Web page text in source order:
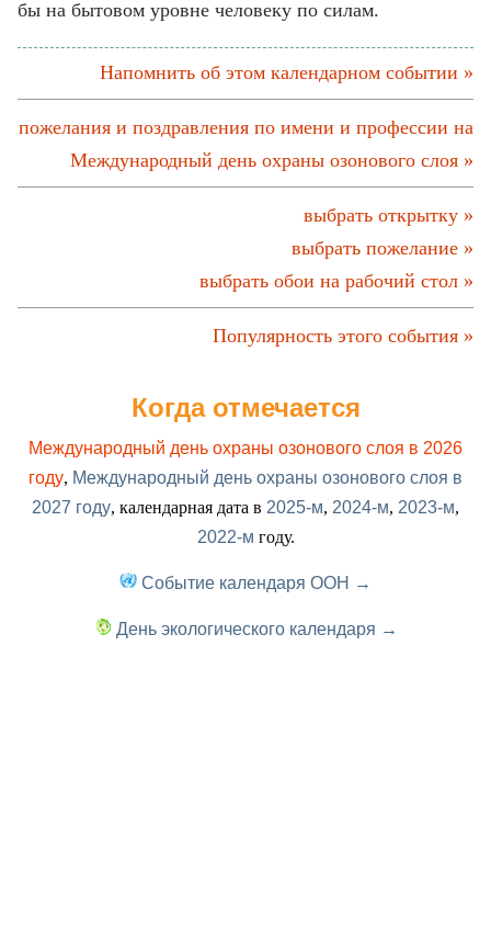
бы на бытовом уровне человеку по силам.
Напомнить об этом календарном событии »
пожелания и поздравления по имени и профессии на
Международный день охраны озонового слоя »
выбрать открытку »
выбрать пожелание »
выбрать обои на рабочий стол »
Популярность этого события »
Когда отмечается
Международный день охраны озонового слоя в 2026
году, Международный день охраны озонового слоя в
2027 году, календарная дата в 2025-м, 2024-м, 2023-м,
2022-м году.
Событие календаря ООН →
День экологического календаря →